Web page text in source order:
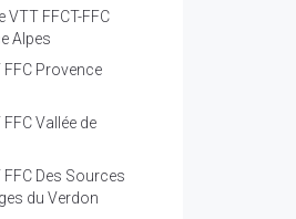
VTT FFCT-FFC
Alpes
FFC Provence
Vallée de
FFC Des Sources
du Verdon